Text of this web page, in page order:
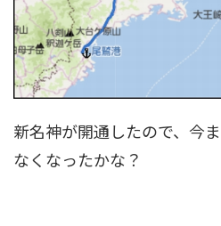
新名神が開通したので、今
なくなったかな？